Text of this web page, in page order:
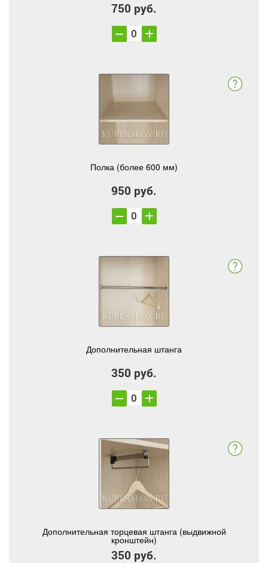
750 руб.
Полка (более 600 мм)
950 руб.
Дополнительная штанга
350 руб.
Дополнительная торцевая штанга (выдвижной
кронштейн)
350 руб.